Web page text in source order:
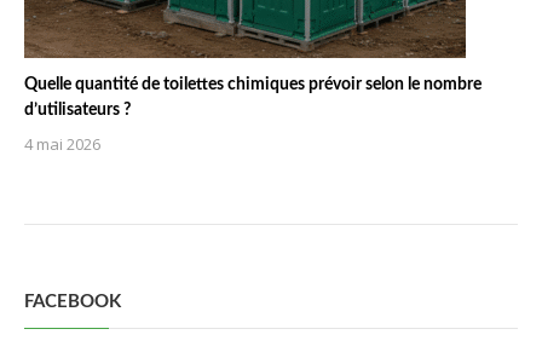
Quelle quantité de toilettes chimiques prévoir selon le nombre
d’utilisateurs ?
4 mai 2026
FACEBOOK